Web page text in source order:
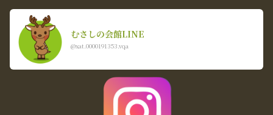
むさしの会館LINE
@xat.0000191353.vqa